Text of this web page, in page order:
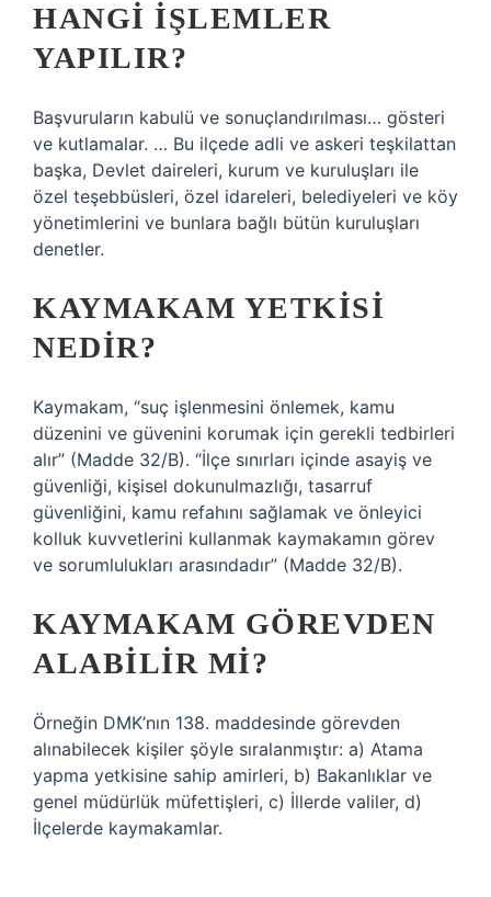
HANGI IŞLEMLER
YAPILIR?
Başvuruların kabulü ve sonuçlandırılması… gösteri
ve kutlamalar. … Bu ilçede adli ve askeri teşkilattan
başka, Devlet daireleri, kurum ve kuruluşları ile
özel teşebbüsleri, özel idareleri, belediyeleri ve köy
yönetimlerini ve bunlara bağlı bütün kuruluşları
denetler.
KAYMAKAM YETKISI
NEDIR?
Kaymakam, “suç işlenmesini önlemek, kamu
düzenini ve güvenini korumak için gerekli tedbirleri
alır” (Madde 32/B). “İlçe sınırları içinde asayiş ve
güvenliği, kişisel dokunulmazlığı, tasarruf
güvenliğini, kamu refahını sağlamak ve önleyici
kolluk kuvvetlerini kullanmak kaymakamın görev
ve sorumlulukları arasındadır” (Madde 32/B).
KAYMAKAM GÖREVDEN
ALABILIR MI?
Örneğin DMK’nın 138. maddesinde görevden
alınabilecek kişiler şöyle sıralanmıştır: a) Atama
yapma yetkisine sahip amirleri, b) Bakanlıklar ve
genel müdürlük müfettişleri, c) İllerde valiler, d)
İlçelerde kaymakamlar.